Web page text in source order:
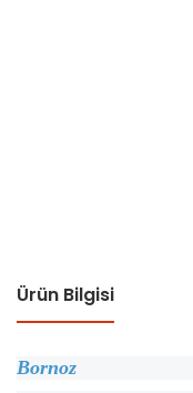
Ürün Bilgisi
Bornoz